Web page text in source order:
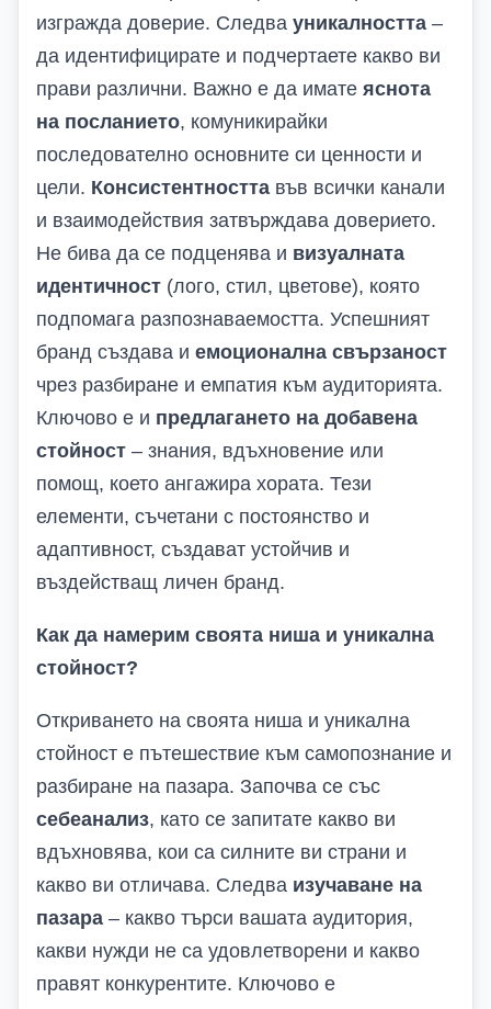
изгражда доверие. Следва уникалността –
да идентифицирате и подчертаете какво ви
прави различни. Важно е да имате яснота
на посланието, комуникирайки
последователно основните си ценности и
цели. Консистентността във всички канали
и взаимодействия затвърждава доверието.
Не бива да се подценява и визуалната
идентичност (лого, стил, цветове), която
подпомага разпознаваемостта. Успешният
бранд създава и емоционална свързаност
чрез разбиране и емпатия към аудиторията.
Ключово е и предлагането на добавена
стойност – знания, вдъхновение или
помощ, което ангажира хората. Тези
елементи, съчетани с постоянство и
адаптивност, създават устойчив и
въздействащ личен бранд.
Как да намерим своята ниша и уникална
стойност?
Откриването на своята ниша и уникална
стойност е пътешествие към самопознание и
разбиране на пазара. Започва се със
себеанализ, като се запитате какво ви
вдъхновява, кои са силните ви страни и
какво ви отличава. Следва изучаване на
пазара – какво търси вашата аудитория,
какви нужди не са удовлетворени и какво
правят конкурентите. Ключово е